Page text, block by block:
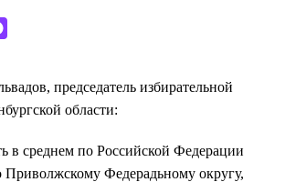
председатель избирательной
области:
в среднем по Российской Федерации
Приволжскому Федерадьному округу,